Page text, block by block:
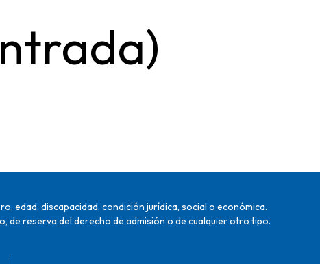
edad, discapacidad, condición jurídica, social o económica.
de reserva del derecho de admisión o de cualquier otro tipo.